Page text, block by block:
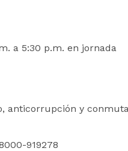
a 5:30 p.m. en jornada
anticorrupción y
919278